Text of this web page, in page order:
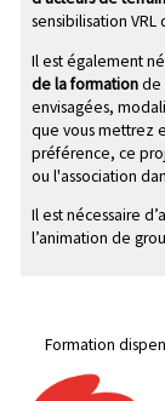
sensibilisation VRL
Il est également
de la formationde
envisagées,
que vous mettrez
préférence, ce
ou l'association
Il est nécessaire
l’animation de
Formation